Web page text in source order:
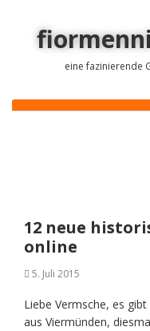
eine fazinierende
12 neue
online
5. Juli 2015
Liebe Vermsche, es
aus Viermünden,